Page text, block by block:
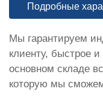
Подробные
Мы гарантируем
клиенту, быстрое
основном складе
которую мы